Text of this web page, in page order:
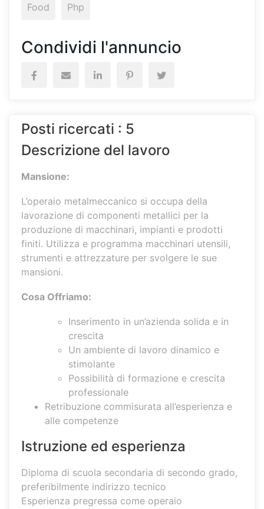
Food Php
Condividi l'annuncio
Posti ricercati : 5
Descrizione del lavoro
Mansione:
L’operaio metalmeccanico si occupa della
lavorazione di componenti metallici per la
produzione di macchinari, impianti e prodotti
finiti. Utilizza e programma macchinari utensili,
strumenti e attrezzature per svolgere le sue
mansioni.
Cosa Offriamo:
Inserimento in un’azienda solida e in
crescita
Un ambiente di lavoro dinamico e
stimolante
Possibilità di formazione e crescita
professionale
Retribuzione commisurata all’esperienza e
alle competenze
Istruzione ed esperienza
Diploma di scuola secondaria di secondo grado,
preferibilmente indirizzo tecnico
Esperienza pregressa come operaio